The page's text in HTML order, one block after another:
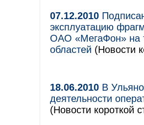
07.12.2010
эксплуатацию
ОАО «МегаФон» на
областей (Новости
18.06.2010 В
деятельности
(Новости короткой